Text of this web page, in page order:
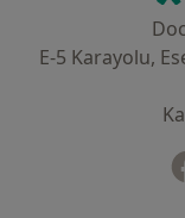
E-5 Karayolu,